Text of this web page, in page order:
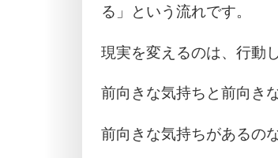
る」という流れです。
現実を変えるのは、行動
前向きな気持ちと前向き
前向きな気持ちがあるの